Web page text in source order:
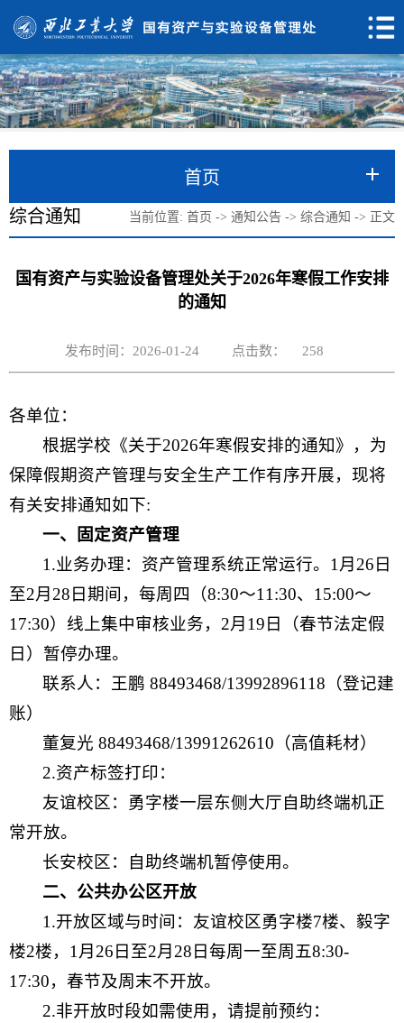
首页
综合通知
当前位置: 首页 -> 通知公告 -> 综合通知 -> 正文
国有资产与实验设备管理处关于2026年寒假工作安排
的通知
发布时间：2026-01-24 点击数： 258
各单位：
根据学校《关于2026年寒假安排的通知》，为
保障假期资产管理与安全生产工作有序开展，现将
有关安排通知如下:
一、固定资产管理
1.业务办理：资产管理系统正常运行。1月26日
至2月28日期间，每周四（8:30～11:30、15:00～
17:30）线上集中审核业务，2月19日（春节法定假
日）暂停办理。
联系人：王鹏 88493468/13992896118（登记建
账）
董复光 88493468/13991262610（高值耗材）
2.资产标签打印：
友谊校区：勇字楼一层东侧大厅自助终端机正
常开放。
长安校区：自助终端机暂停使用。
二、公共办公区开放
1.开放区域与时间：友谊校区勇字楼7楼、毅字
楼2楼，1月26日至2月28日每周一至周五8:30-
17:30，春节及周末不开放。
2.非开放时段如需使用，请提前预约：